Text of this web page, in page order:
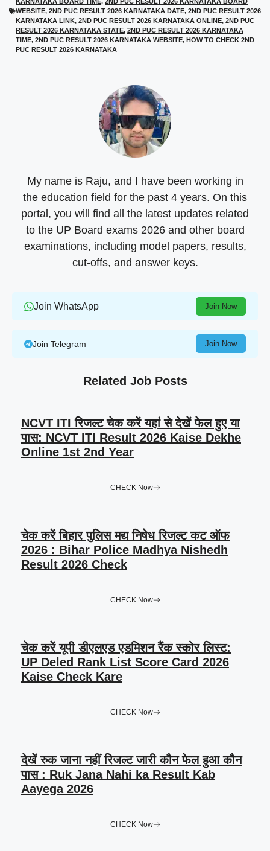
t
e
r
)
o
k
p
p
a
m
KARNATAKA BOARD TIME, 2ND PUC RESULT 2026 KARNATAKA BOARD
WEBSITE, 2ND PUC RESULT 2026 KARNATAKA DATE, 2ND PUC RESULT 2026
KARNATAKA LINK, 2ND PUC RESULT 2026 KARNATAKA ONLINE, 2ND PUC
RESULT 2026 KARNATAKA STATE, 2ND PUC RESULT 2026 KARNATAKA
TIME, 2ND PUC RESULT 2026 KARNATAKA WEBSITE, HOW TO CHECK 2ND
PUC RESULT 2026 KARNATAKA
My name is Raju, and I have been working in
the education field for the past 4 years. On this
portal, you will find all the latest updates related
to the UP Board exams 2026 and other board
examinations, including model papers, results,
cut-offs, and answer keys.
Join WhatsApp Join Now
Join Telegram Join Now
Related Job Posts
NCVT ITI रिजल्ट चेक करें यहां से देखें फेल हुए या
पास: NCVT ITI Result 2026 Kaise Dekhe
Online 1st 2nd Year
CHECK Now
चेक करें बिहार पुलिस मद्य निषेध रिजल्ट कट ऑफ
2026 : Bihar Police Madhya Nishedh
Result 2026 Check
CHECK Now
चेक करें यूपी डीएलएड एडमिशन रैंक स्कोर लिस्ट:
UP Deled Rank List Score Card 2026
Kaise Check Kare
CHECK Now
देखें रुक जाना नहीं रिजल्ट जारी कौन फेल हुआ कौन
पास : Ruk Jana Nahi ka Result Kab
Aayega 2026
CHECK Now